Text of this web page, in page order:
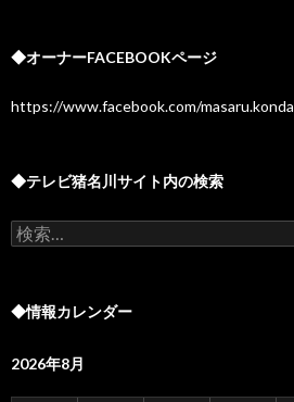
◆オーナーFACEBOOKページ
https://www.facebook.com/masaru.konda
◆テレビ猪名川サイト内の検索
検
索:
◆情報カレンダー
2026年8月